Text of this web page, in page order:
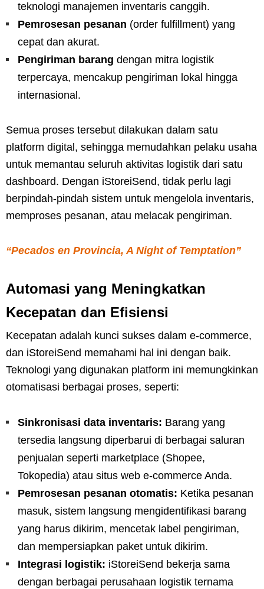
teknologi manajemen inventaris canggih.
Pemrosesan pesanan (order fulfillment) yang
cepat dan akurat.
Pengiriman barang dengan mitra logistik
terpercaya, mencakup pengiriman lokal hingga
internasional.
Semua proses tersebut dilakukan dalam satu
platform digital, sehingga memudahkan pelaku usaha
untuk memantau seluruh aktivitas logistik dari satu
dashboard. Dengan iStoreiSend, tidak perlu lagi
berpindah-pindah sistem untuk mengelola inventaris,
memproses pesanan, atau melacak pengiriman.
“Pecados en Provincia, A Night of Temptation”
Automasi yang Meningkatkan
Kecepatan dan Efisiensi
Kecepatan adalah kunci sukses dalam e-commerce,
dan iStoreiSend memahami hal ini dengan baik.
Teknologi yang digunakan platform ini memungkinkan
otomatisasi berbagai proses, seperti:
Sinkronisasi data inventaris: Barang yang
tersedia langsung diperbarui di berbagai saluran
penjualan seperti marketplace (Shopee,
Tokopedia) atau situs web e-commerce Anda.
Pemrosesan pesanan otomatis: Ketika pesanan
masuk, sistem langsung mengidentifikasi barang
yang harus dikirim, mencetak label pengiriman,
dan mempersiapkan paket untuk dikirim.
Integrasi logistik: iStoreiSend bekerja sama
dengan berbagai perusahaan logistik ternama